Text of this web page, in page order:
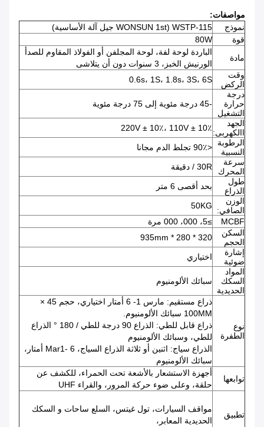
مواصفات:
نموذج
WSTP-115 (WONSUN 1st جيل آلة الأساسية)
قوة
80W
مادة
الباردة لوحة لفة، لوحة المجلفن أو الفولاذ المقاوم للصدأ
الورنيش الخبز، 3 سنوات دون أن يتلاشى
وقت
الركض
0.6s، 1S، 1.8s، 3S، 6S
درجة
حرارة
التشغيل
-45 درجة مئوية إلى 75 درجة مئوية
الجهد
االكهربى:220V ± 10٪، 110V ± 10٪
الرطوبة
النسبية
<90٪ تجلط الدم مجانا
سرعة
المحرك
30R / دقيقة
طول
الذراع
بحد أقصى 6 متر
الوزن
الصافي:
50KG
MCBF
≥5، 000، 000 مرة
السكن
الحجم
320 * 280 * 935mm
إشارة
ضوئية
اختياري
المواد
السكك
الحديدية
سبائك الألومنيوم
نوع
الطفرة
ذراع مستقيم: مارس 1- 6 أمتار اختياري، حجم 45 ×
100MM سبائك الألومنيوم.
ذراع قابل للطي: الذراع 90 درجة للطي / 180 ° الذراع
للطي، وسبائك الألومنيوم
الذراع سياج: اثنين أو ثلاثة الذراع السياج، Mar1- 6 أمتار،
سبائك الألومنيوم
توابعها
أجهزة الاستشعار بالأشعة تحت الحمراء، للكشف عن
حلقة، وعلى ضوء حركة المرور، والقراء UHF
تطبيق
مواقف السيارات، تول غيتس، السلع ساحات و السكك
الحديدية المعابر،